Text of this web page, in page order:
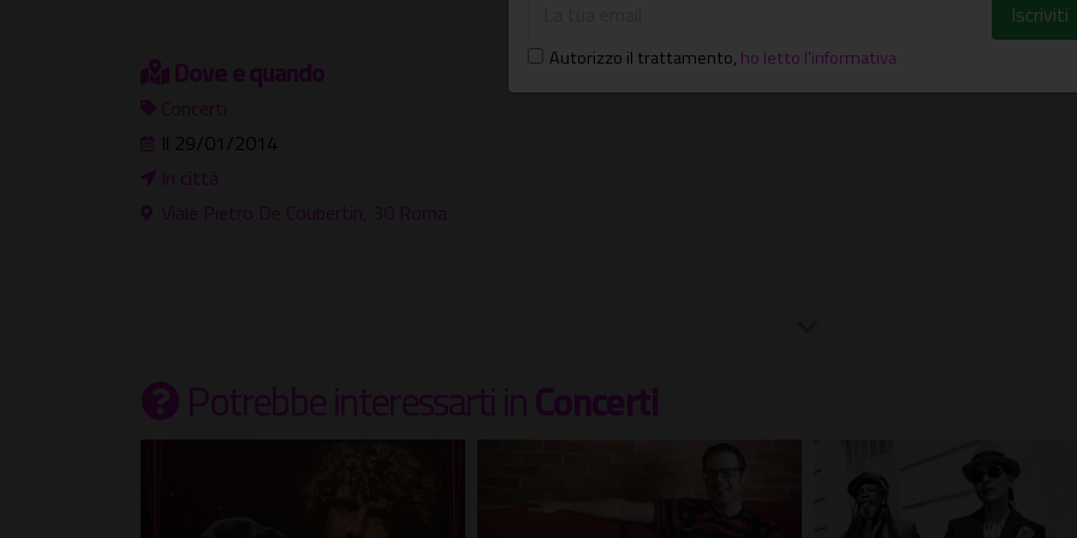
Dove e quando
Concerti
Il 29/01/2014
In città
Viale Pietro De Coubertin, 30 Roma
Potrebbe interessartiinConcerti
Autorizzo il trattamento, ho letto l'informativa